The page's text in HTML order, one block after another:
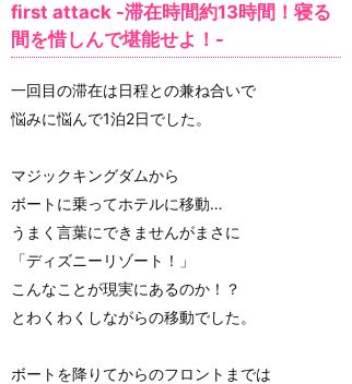
first attack -滞在時間約13時間！寝る
間を惜しんで堪能せよ！-
一回目の滞在は日程との兼ね合いで
悩みに悩んで1泊2日でした。
マジックキングダムから
ボートに乗ってホテルに移動…
うまく言葉にできませんがまさに
「ディズニーリゾート！」
こんなことが現実にあるのか！？
とわくわくしながらの移動でした。
ボートを降りてからのフロントまでは